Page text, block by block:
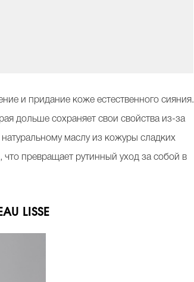
и придание коже естественного сияния.
дольше сохраняет свои свойства из-за
маслу из кожуры сладких
превращает рутинный уход за собой в
LISSE